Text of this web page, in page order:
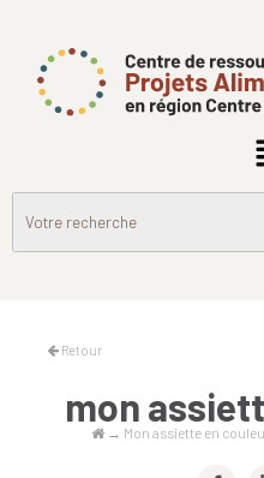
Retour
mon
→ Mon assiette en